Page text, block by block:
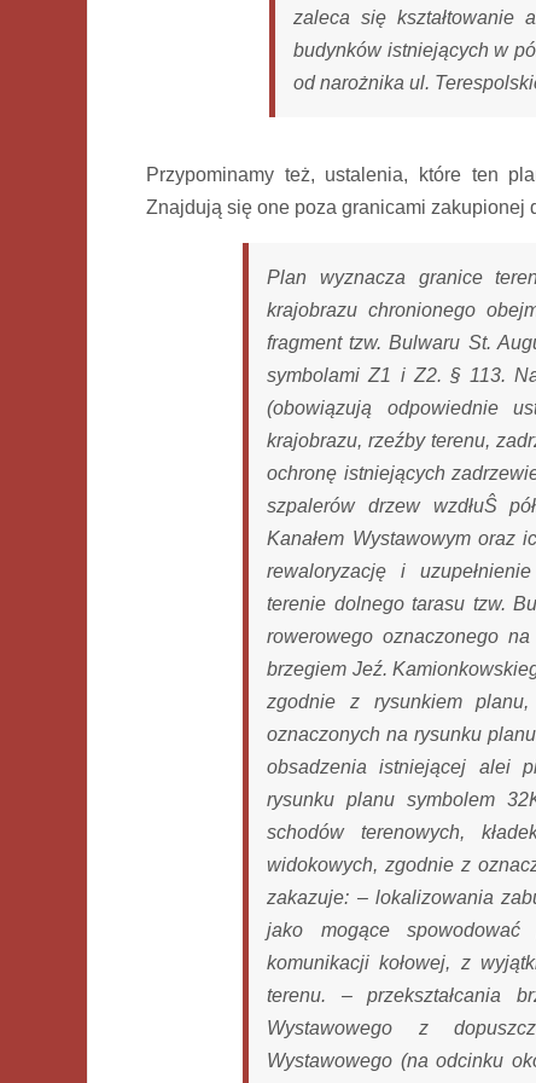
zaleca się kształtowanie
budynków istniejących w
od narożnika ul.
Przypominamy też, ustalenia, które ten
Znajdują się one poza granicami zakupionej
Plan wyznacza granice
krajobrazu chronionego
fragment tzw. Bulwaru St.
symbolami Z1 i Z2. § 113.
(obowiązują odpowiednie
krajobrazu, rzeźby terenu,
ochronę istniejących
szpalerów drzew wzdłuŜ
Kanałem Wystawowym oraz
rewaloryzację i
terenie dolnego tarasu tzw.
rowerowego oznaczonego
brzegiem Jeź.
zgodnie z rysunkiem
oznaczonych na rysunku
obsadzenia istniejącej alei
rysunku planu symbolem
schodów terenowych,
widokowych, zgodnie z
zakazuje: – lokalizowania
jako mogące spowodować
komunikacji kołowej, z
terenu. – przekształcania
Wystawowego z
Wystawowego (na odcinku